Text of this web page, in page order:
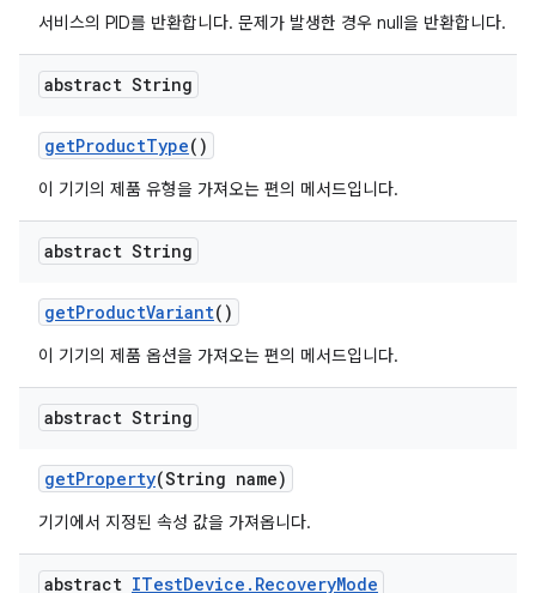
서비스의 PID를 반환합니다. 문제가 발생한 경우 null을 반환합니다.
abstract String
getProductType()
이 기기의 제품 유형을 가져오는 편의 메서드입니다.
abstract String
getProductVariant()
이 기기의 제품 옵션을 가져오는 편의 메서드입니다.
abstract String
getProperty(String name)
기기에서 지정된 속성 값을 가져옵니다.
abstract ITestDevice . RecoveryMode